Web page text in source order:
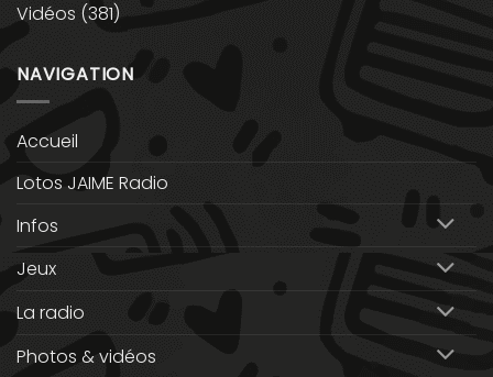
Vidéos (381)
NAVIGATION
Accueil
Lotos JAIME Radio
Infos
Jeux
La radio
Photos & vidéos